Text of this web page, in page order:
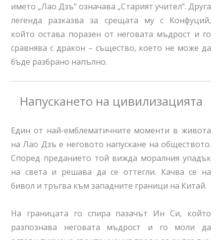
името „Лао Дзъ“ означава „Старият учител“. Друга
легенда разказва за срещата му с Конфуций,
който остава поразен от неговата мъдрост и го
сравнява с дракон – същество, което не може да
бъде разбрано напълно.
Напускането на цивилизацията
Един от най-емблематичните моменти в живота
на Лао Дзъ е неговото напускане на обществото.
Според преданието той вижда моралния упадък
на света и решава да се оттегли. Качва се на
бивол и тръгва към западните граници на Китай.
На границата го спира пазачът Ин Си, който
разпознава неговата мъдрост и го моли да